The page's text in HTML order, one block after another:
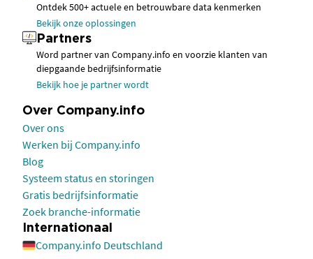
Ontdek 500+ actuele en betrouwbare data kenmerken
Bekijk onze oplossingen
Partners
Word partner van Company.info en voorzie klanten van
diepgaande bedrijfsinformatie
Bekijk hoe je partner wordt
Over Company.info
Over ons
Werken bij Company.info
Blog
Systeem status en storingen
Gratis bedrijfsinformatie
Zoek branche-informatie
Internationaal
Company.info Deutschland